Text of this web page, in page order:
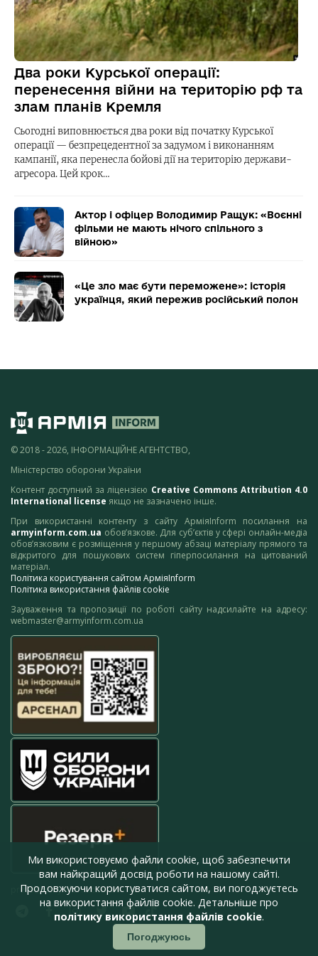
Два роки Курської операції:
перенесення війни на територію рф та
злам планів Кремля
Сьогодні виповнюється два роки від початку Курської
операції — безпрецедентної за задумом і виконанням
кампанії, яка перенесла бойові дії на територію держави-
агресора. Цей крок…
Актор і офіцер Володимир Ращук: «Воєнні
фільми не мають нічого спільного з
війною»
«Це зло має бути переможене»: історія
українця, який пережив російський полон
© 2018 - 2026, ІНФОРМАЦІЙНЕ АГЕНТСТВО,
Міністерство оборони України
Контент доступний за ліцензією Creative Commons Attribution 4.0
International license якщо не зазначено інше.
При використанні контенту з сайту АрміяInform посилання на
armyinform.com.ua обов’язкове. Для суб’єктів у сфері онлайн-медіа
обов’язковим є розміщення у першому абзаці матеріалу прямого та
відкритого для пошукових систем гіперпосилання на цитований
матеріал.
Політика користування сайтом АрміяInform
Політика використання файлів cookie
Зауваження та пропозиції по роботі сайту надсилайте на адресу:
webmaster@armyinform.com.ua
press@armyinform.com.ua
Ми використовуємо файли cookie, щоб забезпечити
вам найкращий досвід роботи на нашому сайті.
Продовжуючи користуватися сайтом, ви погоджуєтесь
на використання файлів cookie. Детальніше про
політику використання файлів cookie.
Погоджуюсь